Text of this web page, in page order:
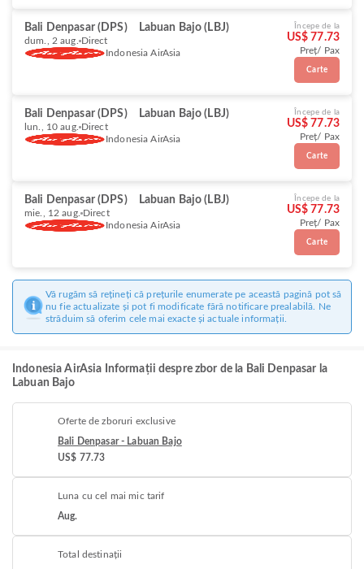
Bali Denpasar (DPS) Labuan Bajo (LBJ)
dum., 2 aug. Direct
Indonesia AirAsia
Începe de la
US$ 77.73
Preț/ Pax
Carte
Bali Denpasar (DPS) Labuan Bajo (LBJ)
lun., 10 aug. Direct
Indonesia AirAsia
Începe de la
US$ 77.73
Preț/ Pax
Carte
Bali Denpasar (DPS) Labuan Bajo (LBJ)
mie., 12 aug. Direct
Indonesia AirAsia
Începe de la
US$ 77.73
Preț/ Pax
Carte
Vă rugăm să rețineți că prețurile enumerate pe această pagină pot să
nu fie actualizate și pot fi modificate fără notificare prealabilă. Ne
străduim să oferim cele mai exacte și actuale informații.
Indonesia AirAsia Informații despre zbor de la Bali Denpasar la
Labuan Bajo
Oferte de zboruri exclusive
Bali Denpasar - Labuan Bajo
US$ 77.73
Luna cu cel mai mic tarif
Aug.
Total destinații